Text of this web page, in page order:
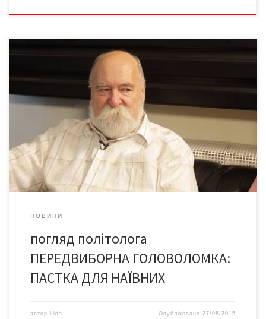
Все менше часу залишається до початку передвиборної
кампанії. Вже нинішньої осені українці обиратимуть депутатів
обласних і місцевих Рад, а також міських, селищних і сільських
голів. Вибори відбуватимуться за новим законом, розібратися
в якому досить непросто навіть фахівцям. Тож серед
громадськості існують небезпідставні побоювання, що воля
виборців буде спотворена в інтересах […]
НОВИНИ
погляд політолога
ПЕРЕДВИБОРНА ГОЛОВОЛОМКА:
ПАСТКА ДЛЯ НАЇВНИХ
автор Lida Опубліковано 27/08/2015